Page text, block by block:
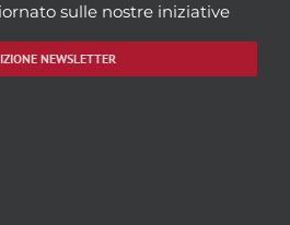
sulle nostre iniziative
NEWSLETTER